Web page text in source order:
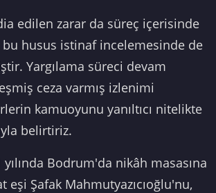
edilen zarar da süreç içerisinde
husus istinaf incelemesinde de
Yargılama süreci devam
ceza varmış izlenimi
kamuoyunu yanıltıcı nitelikte
belirtiriz.
yılında Bodrum'da nikâh masasına
eşi Şafak Mahmutyazıcıoğlu'nu,